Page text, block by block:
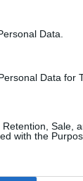
Data.
Data for
Sale,
with the
la Coppa